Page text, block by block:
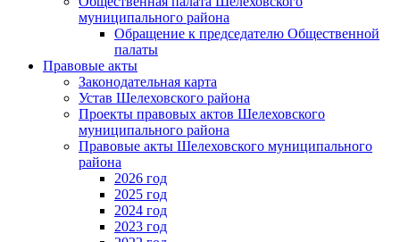
муниципального района
Обращение к председателю Общественной
палаты
Правовые акты
Законодательная карта
Устав Шелеховского района
Проекты правовых актов Шелеховского
муниципального района
Правовые акты Шелеховского муниципального
района
2026 год
2025 год
2024 год
2023 год